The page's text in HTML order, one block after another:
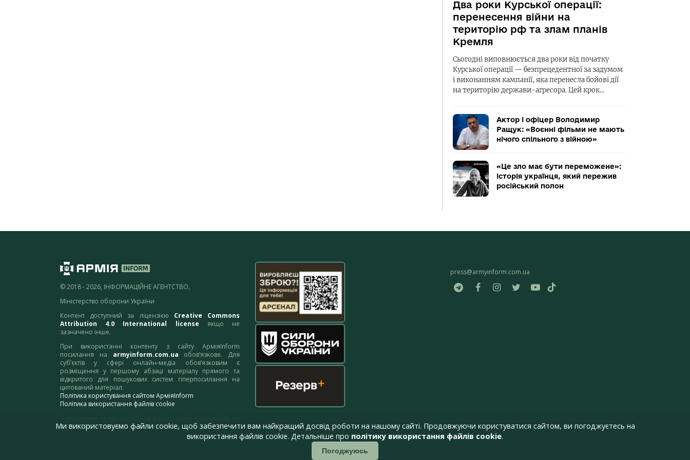
Два роки Курської операції:
перенесення війни на
територію рф та злам планів
Кремля
Сьогодні виповнюється два роки від початку
Курської операції — безпрецедентної за задумом
і виконанням кампанії, яка перенесла бойові дії
на територію держави-агресора. Цей крок…
Актор і офіцер Володимир
Ращук: «Воєнні фільми не мають
нічого спільного з війною»
«Це зло має бути переможене»:
історія українця, який пережив
російський полон
© 2018 - 2026, ІНФОРМАЦІЙНЕ АГЕНТСТВО,
Міністерство оборони України
Контент доступний за ліцензією Creative Commons
Attribution 4.0 International license якщо не
зазначено інше.
При використанні контенту з сайту АрміяInform
посилання на armyinform.com.ua обов’язкове. Для
суб’єктів у сфері онлайн-медіа обов’язковим є
розміщення у першому абзаці матеріалу прямого та
відкритого для пошукових систем гіперпосилання на
цитований матеріал.
Політика користування сайтом АрміяInform
Політика використання файлів cookie
адресу:webmaster@armyinform.com.ua
press@armyinform.com.ua
Ми використовуємо файли cookie, щоб забезпечити вам найкращий досвід роботи на нашому сайті. Продовжуючи користуватися сайтом, ви погоджуєтесь на
використання файлів cookie. Детальніше про політику використання файлів cookie.
Погоджуюсь